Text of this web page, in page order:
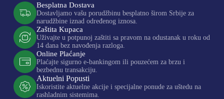
Besplatna Dostava
Dostavljamo vašu porudžbinu besplatno širom Srbije za
narudžbine iznad određenog iznosa.
Zaštita Kupaca
Uživajte u potpunoj zaštiti sa pravom na odustanak u roku od
14 dana bez navođenja razloga.
Online Plaćanje
Plaćajte sigurno e-bankingom ili pouzećem za brzu i
bezbednu transakciju.
Aktuelni Popusti
Iskoristite aktuelne akcije i specijalne ponude za uštedu na
rashladnim sistemima.